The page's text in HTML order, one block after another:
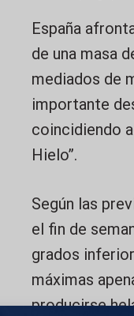
España
de una masa
mediados de
importante
coincidiendo
Hielo”.
Según las
el fin de
grados
máximas
producirse